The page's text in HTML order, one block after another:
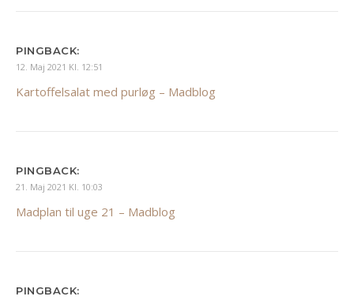
PINGBACK:
12. Maj 2021 Kl. 12:51
Kartoffelsalat med purløg – Madblog
PINGBACK:
21. Maj 2021 Kl. 10:03
Madplan til uge 21 – Madblog
PINGBACK: